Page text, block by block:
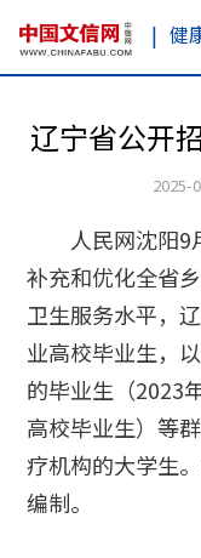
| 健
辽宁省公开
2025-
人民网沈阳9
补充和优化全省
卫生服务水平，
业高校毕业生，
的毕业生（2023
高校毕业生）等
疗机构的大学生
编制。